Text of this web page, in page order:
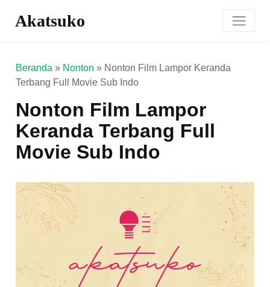
Akatsuko
Beranda » Nonton » Nonton Film Lampor Keranda
Terbang Full Movie Sub Indo
Nonton Film Lampor
Keranda Terbang Full
Movie Sub Indo